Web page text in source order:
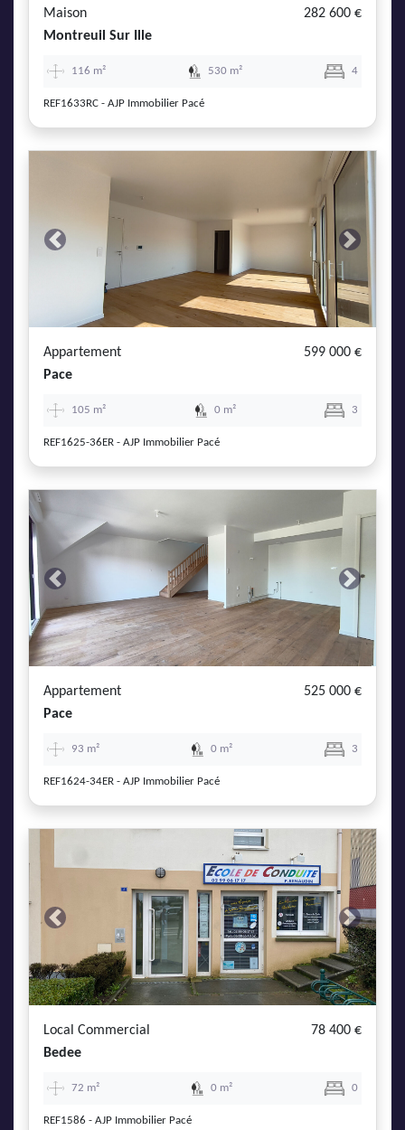
Maison
282 600 €
Montreuil Sur Ille
116 m² 530 m² 4
REF1633RC - AJP Immobilier Pacé
Previous Next
Appartement
599 000 €
Pace
105 m² 0 m² 3
REF1625-36ER - AJP Immobilier Pacé
Previous Next
Appartement
525 000 €
Pace
93 m² 0 m² 3
REF1624-34ER - AJP Immobilier Pacé
Previous Next
Local Commercial
78 400 €
Bedee
72 m² 0 m² 0
REF1586 - AJP Immobilier Pacé